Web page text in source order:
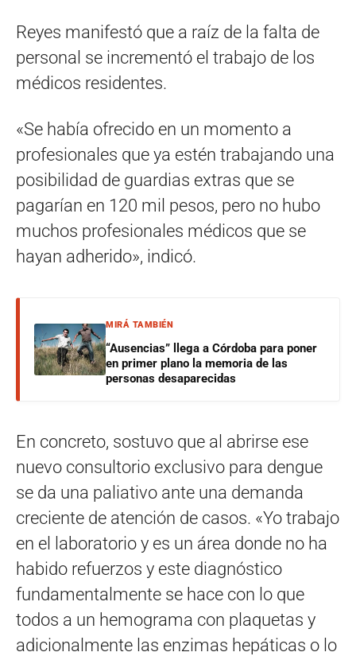
Reyes manifestó que a raíz de la falta de
personal se incrementó el trabajo de los
médicos residentes.
«Se había ofrecido en un momento a
profesionales que ya estén trabajando una
posibilidad de guardias extras que se
pagarían en 120 mil pesos, pero no hubo
muchos profesionales médicos que se
hayan adherido», indicó.
MIRÁ TAMBIÉN
“Ausencias” llega a Córdoba para poner
en primer plano la memoria de las
personas desaparecidas
En concreto, sostuvo que al abrirse ese
nuevo consultorio exclusivo para dengue
se da una paliativo ante una demanda
creciente de atención de casos. «Yo trabajo
en el laboratorio y es un área donde no ha
habido refuerzos y este diagnóstico
fundamentalmente se hace con lo que
todos a un hemograma con plaquetas y
adicionalmente las enzimas hepáticas o lo